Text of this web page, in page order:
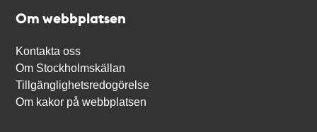
Om webbplatsen
Kontakta oss
Om Stockholmskällan
Tillgänglighetsredogörelse
Om kakor på webbplatsen